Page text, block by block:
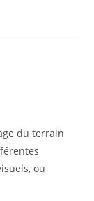
du terrain
ou